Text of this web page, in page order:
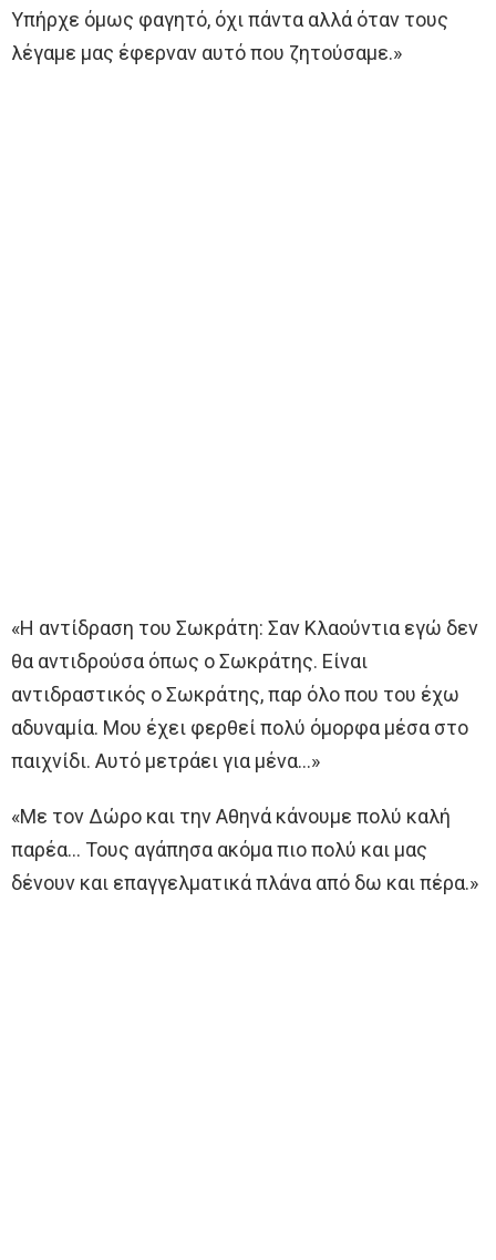
Υπήρχε όμως φαγητό, όχι πάντα αλλά όταν τους
λέγαμε μας έφερναν αυτό που ζητούσαμε.»
«Η αντίδραση του Σωκράτη: Σαν Κλαούντια εγώ δεν
θα αντιδρούσα όπως ο Σωκράτης. Είναι
αντιδραστικός ο Σωκράτης, παρ όλο που του έχω
αδυναμία. Μου έχει φερθεί πολύ όμορφα μέσα στο
παιχνίδι. Αυτό μετράει για μένα…»
«Με τον Δώρο και την Αθηνά κάνουμε πολύ καλή
παρέα… Τους αγάπησα ακόμα πιο πολύ και μας
δένουν και επαγγελματικά πλάνα από δω και πέρα.»